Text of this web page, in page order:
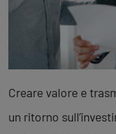
Sistemi di Gestione
Safety
Sicurezza sul Lavoro
Sicurezza Alimentare
Creare valore e
un ritorno